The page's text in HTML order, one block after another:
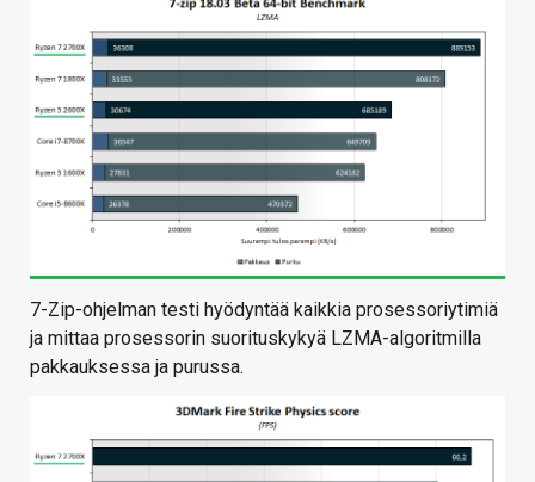
7-Zip-ohjelman testi hyödyntää kaikkia prosessoriytimiä
ja mittaa prosessorin suorituskykyä LZMA-algoritmilla
pakkauksessa ja purussa.